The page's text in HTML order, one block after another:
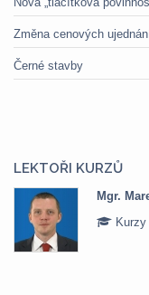
Změna cenových
Černé stavby
LEKTOŘI KURZŮ